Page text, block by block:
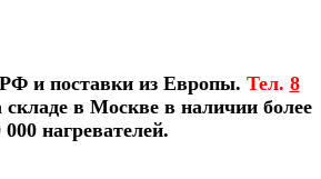
и поставки из Европы. Тел. 8
в Москве в наличии более
000 нагревателей.